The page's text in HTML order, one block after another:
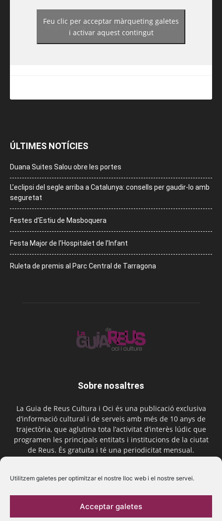
Utilitzem galetes per optimitzar el nostre lloc web i el nostre servei.
Acceptar galetes
https://www.facebook.com/guiadereus/
Feu clic per acceptar màrqueting galetes
i activar aquest contingut
ÚLTIMES NOTÍCIES
Duana Suites Salou obre les portes
L’eclipsi del segle arriba a Catalunya: consells per gaudir-lo amb
seguretat
Festes d’Estiu de Masboquera
Festa Major de l’Hospitalet de l’Infant
Ruleta de premis al Parc Central de Tarragona
Sobre nosaltres
La Guia de Reus Cultura i Oci és una publicació exclusiva
d’informació cultural i de serveis amb més de 10 anys de
trajectòria, que aglutina tota l’activitat d’interès lúdic que
programen les principals entitats i institucions de la ciutat
de Reus. És gratuïta i té una periodicitat mensual.
Segueix-nos